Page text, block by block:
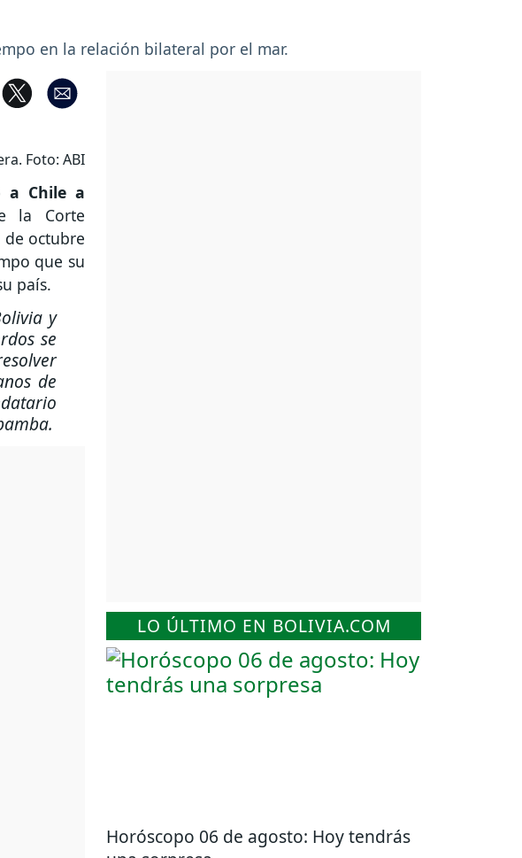
en la relación bilateral por el mar.
Foto: ABI
a Chile a
la Corte
de octubre
que su
país.
y
se
de
LO ÚLTIMO EN BOLIVIA.COM
Horóscopo 06 de agosto: Hoy tendrás